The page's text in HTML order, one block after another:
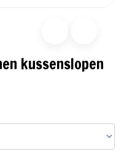
kussenslopen